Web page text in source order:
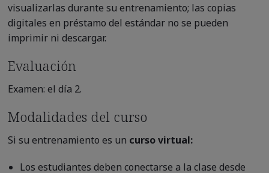
visualizarlas durante su entrenamiento; las copias
digitales en préstamo del estándar no se pueden
imprimir ni descargar.
Evaluación
Examen: el día 2.
Modalidades del curso
Si su entrenamiento es un curso virtual:
Los estudiantes deben conectarse a la clase desde